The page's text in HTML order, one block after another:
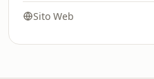
Sito Web